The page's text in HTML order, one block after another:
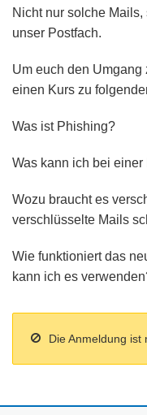
Nicht nur solche
unser Postfach.
Um euch den
einen Kurs zu
Was ist Phishing?
Was kann ich bei
Wozu braucht es
verschlüsselte Mails
Wie funktioniert das
kann ich es
Die Anmeldung ist